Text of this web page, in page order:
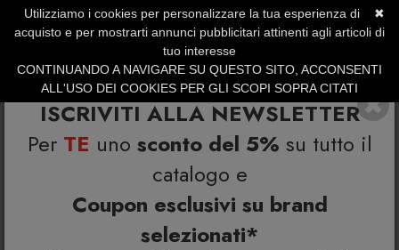
ISCRIVITI ALLA NEWSLETTER
Per TE uno sconto del 5% su tutto il
catalogo e
Coupon esclusivi su brand
selezionati*
SERVIZIO CLIENTI +39.0773.470.562
SUMMER SALES | Fino al 31 Agosto
Richiedi info e un'offerta personalizzata per te
✖
Utilizziamo i cookies per personalizzare la tua esperienza di
acquisto e per mostrarti annunci pubblicitari attinenti agli articoli di
tuo interesse
CONTINUANDO A NAVIGARE SU QUESTO SITO, ACCONSENTI
ALL'USO DEI COOKIES PER GLI SCOPI SOPRA CITATI